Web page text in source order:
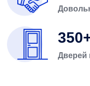
350
Дверей